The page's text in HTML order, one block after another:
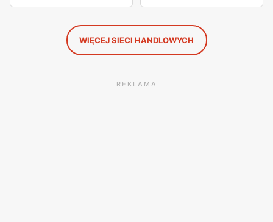
WIĘCEJ SIECI HANDLOWYCH
REKLAMA